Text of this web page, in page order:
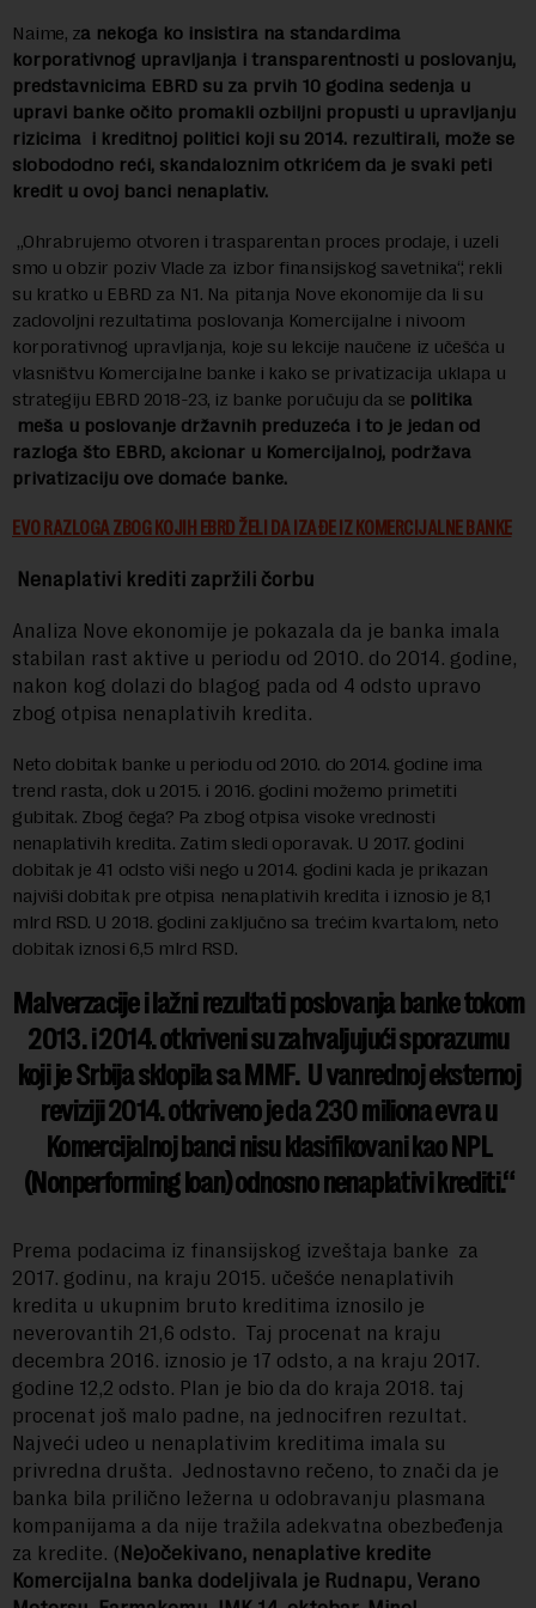
Naime, za nekoga ko insistira na standardima
korporativnog upravljanja i transparentnosti u poslovanju,
predstavnicima EBRD su za prvih 10 godina sedenja u
upravi banke očito promakli ozbiljni propusti u upravljanju
rizicima i kreditnoj politici koji su 2014. rezultirali, može se
slobododno reći, skandaloznim otkrićem da je svaki peti
kredit u ovoj banci nenaplativ.
„Ohrabrujemo otvoren i trasparentan proces prodaje, i uzeli
smo u obzir poziv Vlade za izbor finansijskog savetnika“, rekli
su kratko u EBRD za N1. Na pitanja Nove ekonomije da li su
zadovoljni rezultatima poslovanja Komercijalne i nivoom
korporativnog upravljanja, koje su lekcije naučene iz učešća u
vlasništvu Komercijalne banke i kako se privatizacija uklapa u
strategiju EBRD 2018-23, iz banke poručuju da se politika
meša u poslovanje državnih preduzeća i to je jedan od
razloga što EBRD, akcionar u Komercijalnoj, podržava
privatizaciju ove domaće banke.
EVO RAZLOGA ZBOG KOJIH EBRD ŽELI DA IZAĐE IZ KOMERCIJALNE BANKE
Nenaplativi krediti zapržili čorbu
Analiza Nove ekonomije je pokazala da je banka imala
stabilan rast aktive u periodu od 2010. do 2014. godine,
nakon kog dolazi do blagog pada od 4 odsto upravo
zbog otpisa nenaplativih kredita.
Neto dobitak banke u periodu od 2010. do 2014. godine ima
trend rasta, dok u 2015. i 2016. godini možemo primetiti
gubitak. Zbog čega? Pa zbog otpisa visoke vrednosti
nenaplativih kredita. Zatim sledi oporavak. U 2017. godini
dobitak je 41 odsto viši nego u 2014. godini kada je prikazan
najviši dobitak pre otpisa nenaplativih kredita i iznosio je 8,1
mlrd RSD. U 2018. godini zaključno sa trećim kvartalom, neto
dobitak iznosi 6,5 mlrd RSD.
Malverzacije i lažni rezultati poslovanja banke tokom
2013. i 2014. otkriveni su zahvaljujući sporazumu
koji je Srbija sklopila sa MMF. U vanrednoj eksternoj
reviziji 2014. otkriveno je da 230 miliona evra u
Komercijalnoj banci nisu klasifikovani kao NPL
(Nonperforming loan) odnosno nenaplativi krediti.
Prema podacima iz finansijskog izveštaja banke za
2017. godinu, na kraju 2015. učešće nenaplativih
kredita u ukupnim bruto kreditima iznosilo je
neverovantih 21,6 odsto. Taj procenat na kraju
decembra 2016. iznosio je 17 odsto, a na kraju 2017.
godine 12,2 odsto. Plan je bio da do kraja 2018. taj
procenat još malo padne, na jednocifren rezultat.
Najveći udeo u nenaplativim kreditima imala su
privredna društa. Jednostavno rečeno, to znači da je
banka bila prilično ležerna u odobravanju plasmana
kompanijama a da nije tražila adekvatna obezbeđenja
za kredite. ( Ne)očekivano, nenaplative kredite
Komercijalna banka dodeljivala je Rudnapu, Verano